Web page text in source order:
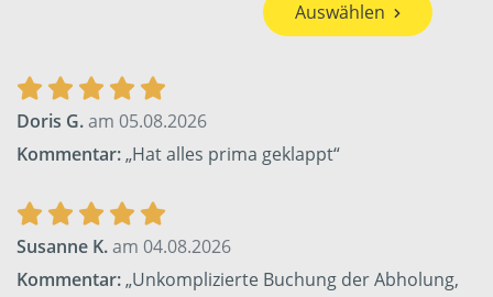
Auswählen
Doris G.am 05.08.2026
Kommentar:„Hat alles prima geklappt“
Susanne K.am 04.08.2026
Kommentar:„Unkomplizierte Buchung der Abholung,